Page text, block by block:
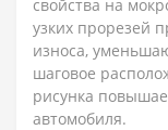
свойства на
узких прорезей
износа,
шаговое
рисунка
автомобиля.